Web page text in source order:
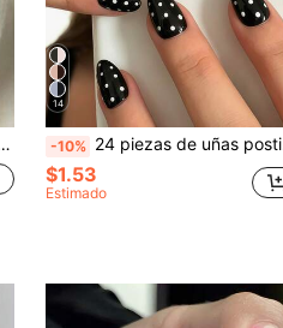
14
-10% 24 piezas de uñas postizas ovaladas medianas con patrón de lunares negros y blancos, estilo retro de moda Y2K, adecuadas para uso diario, incluye 1 hoja de pegatinas de pegamento y 1 lima mini, entrega aleatoria
$1.53
Estimado